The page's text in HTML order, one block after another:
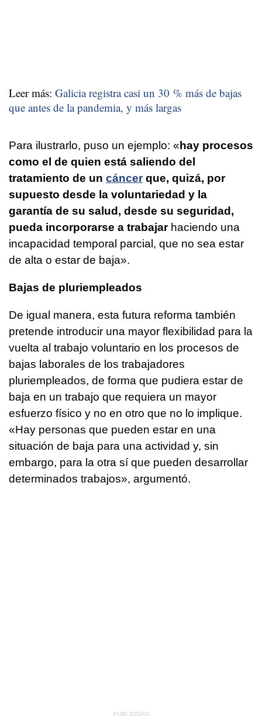
Leer más: Galicia registra casi un 30 % más de bajas
que antes de la pandemia, y más largas
Para ilustrarlo, puso un ejemplo: «hay procesos
como el de quien está saliendo del
tratamiento de un cáncerque, quizá, por
supuesto desde la voluntariedad y la
garantía de su salud, desde su seguridad,
pueda incorporarse a trabajarhaciendo una
incapacidad temporal parcial, que no sea estar
de alta o estar de baja».
Bajas de pluriempleados
De igual manera, esta futura reforma también
pretende introducir una mayor flexibilidad para la
vuelta al trabajo voluntario en los procesos de
bajas laborales de los trabajadores
pluriempleados, de forma que pudiera estar de
baja en un trabajo que requiera un mayor
esfuerzo físico y no en otro que no lo implique.
«Hay personas que pueden estar en una
situación de baja para una actividad y, sin
embargo, para la otra sí que pueden desarrollar
determinados trabajos», argumentó.